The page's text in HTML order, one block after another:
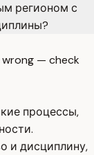
регионом с
— check
процессы,
и дисциплину,